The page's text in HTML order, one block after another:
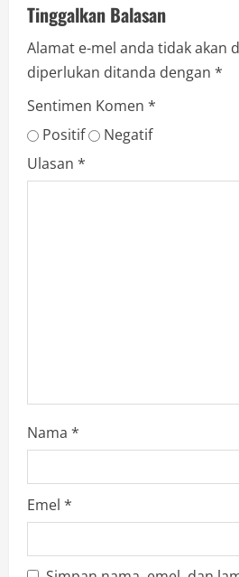
Tinggalkan Balasan
Alamat e-mel anda tidak akan
diperlukan ditanda dengan *
Sentimen Komen *
Positif
Negatif
Ulasan *
Nama *
Emel *